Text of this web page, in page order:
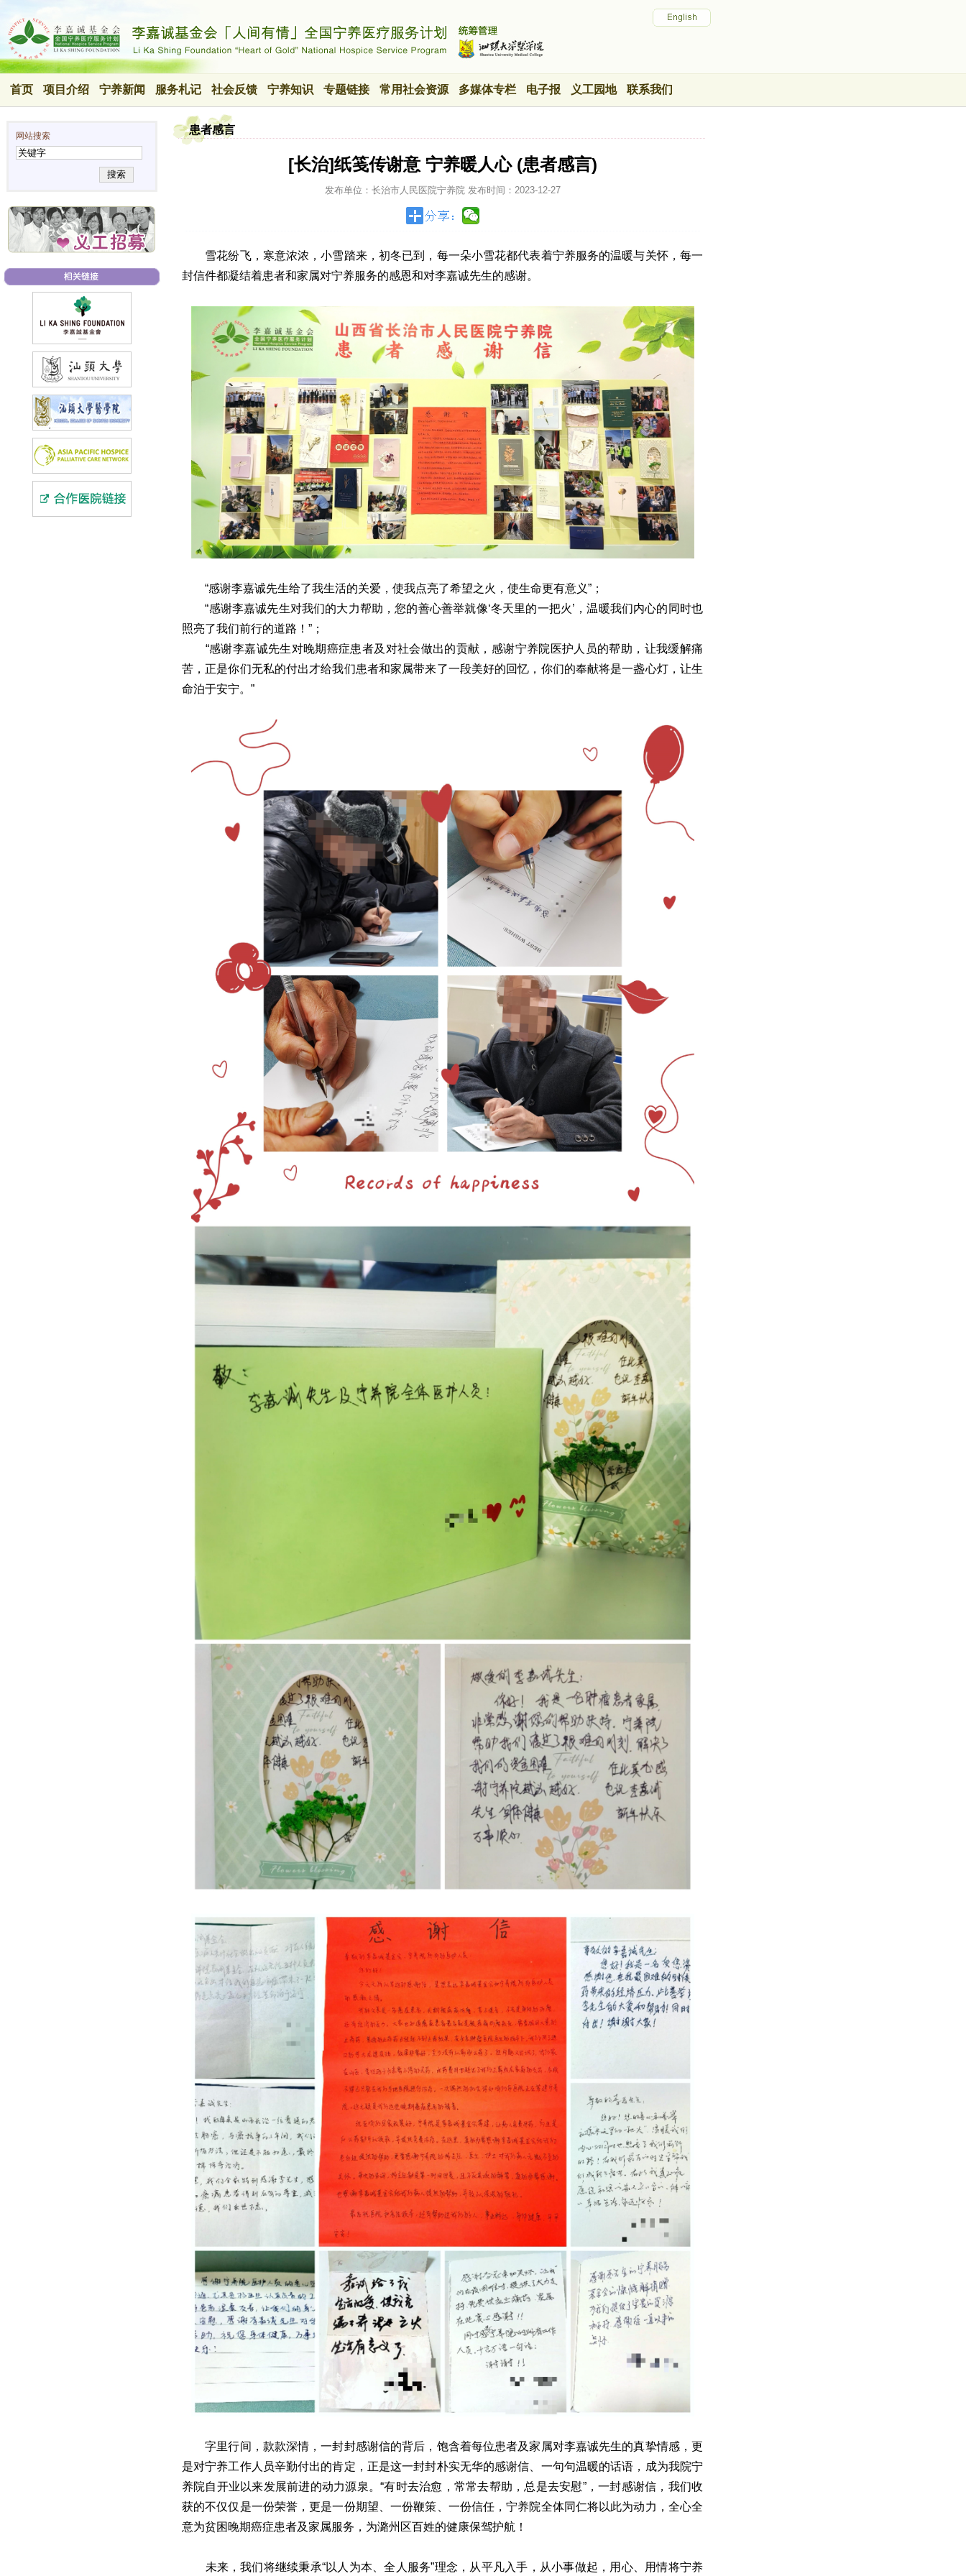
首页 项目介绍 宁养新闻 服务札记 社会反馈 宁养知识 专题链接 常用社会资源 多媒体专栏 电子报 义工园地 联系我们
网站搜索
搜索
患者感言
[长治]纸笺传谢意 宁养暖人心 (患者感言)
发布单位：长治市人民医院宁养院 发布时间： 2023-12-27
雪花纷飞，寒意浓浓，小雪踏来，初冬已到，每一朵小雪花都代表着宁养服务的温暖与关怀，每一
封信件都凝结着患者和家属对宁养服务的感恩和对李嘉诚先生的感谢。
“感谢李嘉诚先生给了我生活的关爱，使我点亮了希望之火，使生命更有意义”；
“感谢李嘉诚先生对我们的大力帮助，您的善心善举就像‘冬天里的一把火’，温暖我们内心的同时也
照亮了我们前行的道路！”；
“感谢李嘉诚先生对晚期癌症患者及对社会做出的贡献，感谢宁养院医护人员的帮助，让我缓解痛
苦，正是你们无私的付出才给我们患者和家属带来了一段美好的回忆，你们的奉献将是一盏心灯，让生
命泊于安宁。”
字里行间，款款深情，一封封感谢信的背后，饱含着每位患者及家属对李嘉诚先生的真挚情感，更
是对宁养工作人员辛勤付出的肯定，正是这一封封朴实无华的感谢信、一句句温暖的话语，成为我院宁
养院自开业以来发展前进的动力源泉。“有时去治愈，常常去帮助，总是去安慰”，一封感谢信，我们收
获的不仅仅是一份荣誉，更是一份期望、一份鞭策、一份信任，宁养院全体同仁将以此为动力，全心全
意为贫困晚期癌症患者及家属服务，为潞州区百姓的健康保驾护航！
未来，我们将继续秉承“以人为本、全人服务”理念，从平凡入手，从小事做起，用心、用情将宁养